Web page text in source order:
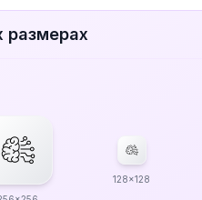
размерах
128x128